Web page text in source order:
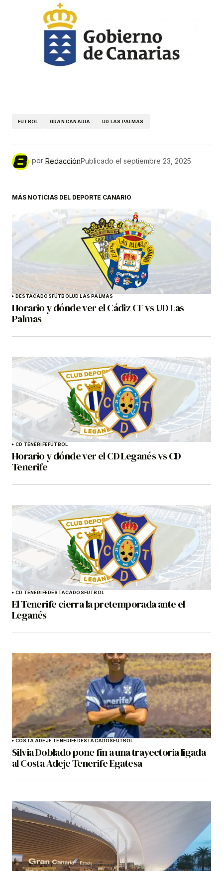
FÚTBOL GRAN CANARIA UD LAS PALMAS
por RedacciónPublicado el septiembre 23, 2025
MÁS NOTICIAS DEL DEPORTE CANARIO
DESTACADOSFÚTBOLUD LAS PALMAS
Horario y dónde ver el Cádiz CF vs UD Las
Palmas
CD TENERIFEFÚTBOL
Horario y dónde ver el CD Leganés vs CD
Tenerife
CD TENERIFEDESTACADOSFÚTBOL
El Tenerife cierra la pretemporada ante el
Leganés
COSTA ADEJE TENERIFEDESTACADOSFÚTBOL
Silvia Doblado pone fin a una trayectoria ligada
al Costa Adeje Tenerife Egatesa